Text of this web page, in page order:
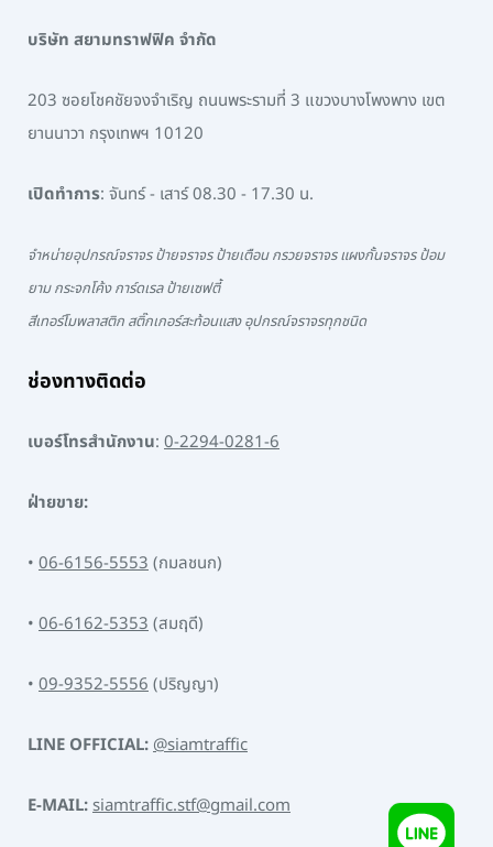
บริษัท สยามทราฟฟิค จำกัด
203 ซอยโชคชัยจงจำเริญ ถนนพระรามที่ 3 แขวงบางโพงพาง เขต
ยานนาวา กรุงเทพฯ 10120
เปิดทำการ: จันทร์ - เสาร์ 08.30 - 17.30 น.
จำหน่ายอุปกรณ์จราจร ป้ายจราจร ป้ายเตือน กรวยจราจร แผงกั้นจราจร ป้อม
ยาม กระจกโค้ง การ์ดเรล ป้ายเซฟตี้
สีเทอร์โมพลาสติก สติ๊กเกอร์สะท้อนแสง อุปกรณ์จราจรทุกชนิด
ช่องทางติดต่อ
เบอร์โทรสำนักงาน: 0-2294-0281-6
ฝ่ายขาย:
• 06-6156-5553(กมลชนก)
• 06-6162-5353(สมฤดี)
• 09-9352-5556(ปริญญา)
LINE OFFICIAL:@siamtraffic
E-MAIL:siamtraffic.stf@gmail.com